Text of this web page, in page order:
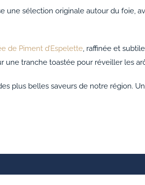
une sélection originale autour du foie,
de Piment d’Espelette, raffinée et
tranche toastée pour réveiller les
plus belles saveurs de notre région.